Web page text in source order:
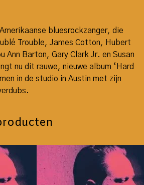
bluesrockzanger, die
Trouble, James Cotton, Hubert
Ann Barton, Gary Clark Jr. en Susan
nu dit rauwe, nieuwe album ‘Hard
in de studio in Austin met zijn